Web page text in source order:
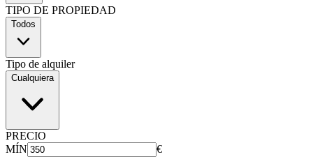
TIPO DE PROPIEDAD
Todos
Tipo de alquiler
Cualquiera
PRECIO
MÍN
€